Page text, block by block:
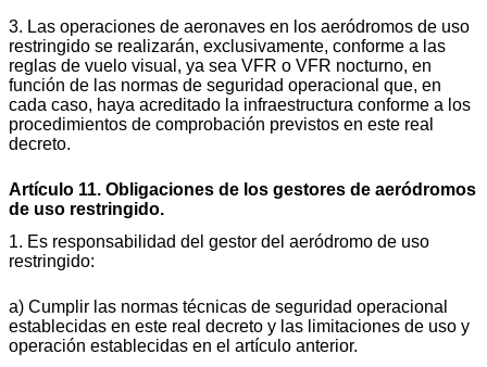
3. Las operaciones de aeronaves en los aeródromos de uso
restringido se realizarán, exclusivamente, conforme a las
reglas de vuelo visual, ya sea VFR o VFR nocturno, en
función de las normas de seguridad operacional que, en
cada caso, haya acreditado la infraestructura conforme a los
procedimientos de comprobación previstos en este real
decreto.
Artículo 11. Obligaciones de los gestores de aeródromos
de uso restringido.
1. Es responsabilidad del gestor del aeródromo de uso
restringido:
a) Cumplir las normas técnicas de seguridad operacional
establecidas en este real decreto y las limitaciones de uso y
operación establecidas en el artículo anterior.